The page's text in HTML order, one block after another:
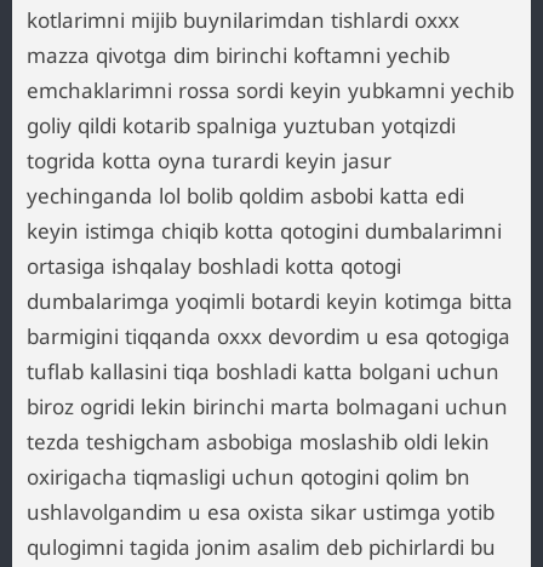
kotlarimni mijib buynilarimdan tishlardi oxxx
mazza qivotga dim birinchi koftamni yechib
emchaklarimni rossa sordi keyin yubkamni yechib
goliy qildi kotarib spalniga yuztuban yotqizdi
togrida kotta oyna turardi keyin jasur
yechinganda lol bolib qoldim asbobi katta edi
keyin istimga chiqib kotta qotogini dumbalarimni
ortasiga ishqalay boshladi kotta qotogi
dumbalarimga yoqimli botardi keyin kotimga bitta
barmigini tiqqanda oxxx devordim u esa qotogiga
tuflab kallasini tiqa boshladi katta bolgani uchun
biroz ogridi lekin birinchi marta bolmagani uchun
tezda teshigcham asbobiga moslashib oldi lekin
oxirigacha tiqmasligi uchun qotogini qolim bn
ushlavolgandim u esa oxista sikar ustimga yotib
qulogimni tagida jonim asalim deb pichirlardi bu